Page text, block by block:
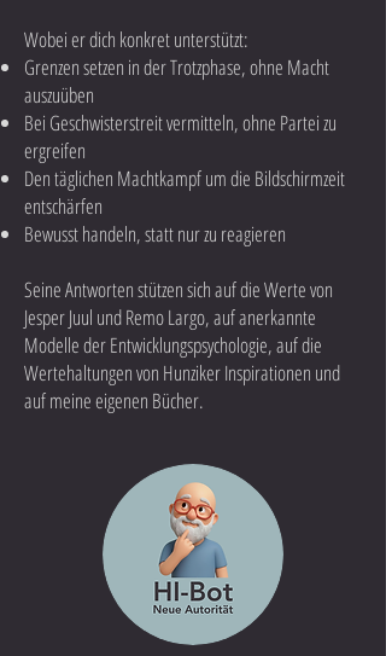
Wobei er dich konkret unterstützt:
Grenzen setzen in der Trotzphase, ohne Macht
auszuüben
Bei Geschwisterstreit vermitteln, ohne Partei zu
ergreifen
Den täglichen Machtkampf um die Bildschirmzeit
entschärfen
Bewusst handeln, statt nur zu reagieren
Seine Antworten stützen sich auf die Werte von
Jesper Juul und Remo Largo, auf anerkannte
Modelle der Entwicklungspsychologie, auf die
Wertehaltungen von Hunziker Inspirationen und
auf meine eigenen Bücher.